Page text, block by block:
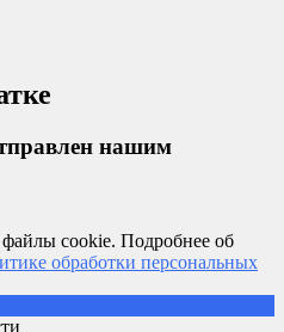
нашим
файлы cookie. Подробнее об
обработки персональных